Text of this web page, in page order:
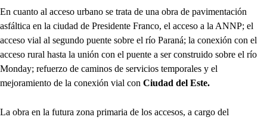
En cuanto al acceso urbano se trata de una obra de pavimentación
asfáltica en la ciudad de Presidente Franco, el acceso a la ANNP; el
acceso vial al segundo puente sobre el río Paraná; la conexión con el
acceso rural hasta la unión con el puente a ser construido sobre el río
Monday; refuerzo de caminos de servicios temporales y el
mejoramiento de la conexión vial con Ciudad del Este.
La obra en la futura zona primaria de los accesos, a cargo del